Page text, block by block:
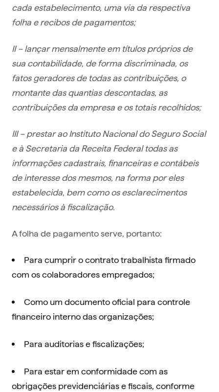
cada estabelecimento, uma via da respectiva
folha e recibos de pagamentos;
II – lançar mensalmente em títulos próprios de
sua contabilidade, de forma discriminada, os
fatos geradores de todas as contribuições, o
montante das quantias descontadas, as
contribuições da empresa e os totais recolhidos;
III – prestar ao Instituto Nacional do Seguro Social
e à Secretaria da Receita Federal todas as
informações cadastrais, financeiras e contábeis
de interesse dos mesmos, na forma por eles
estabelecida, bem como os esclarecimentos
necessários à fiscalização.
A folha de pagamento serve, portanto:
Para cumprir o contrato trabalhista firmado
com os colaboradores empregados;
Como um documento oficial para controle
financeiro interno das organizações;
Para auditorias e fiscalizações;
Para estar em conformidade com as
obrigações previdenciárias e fiscais, conforme